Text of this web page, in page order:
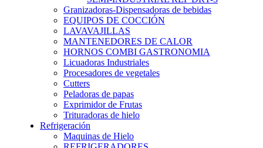
Granizadoras-Dispensadoras de bebidas
EQUIPOS DE COCCIÓN
LAVAVAJILLAS
MANTENEDORES DE CALOR
HORNOS COMBI GASTRONOMIA
Licuadoras Industriales
Procesadores de vegetales
Cutters
Peladoras de papas
Exprimidor de Frutas
Trituradoras de hielo
Refrigeración
Maquinas de Hielo